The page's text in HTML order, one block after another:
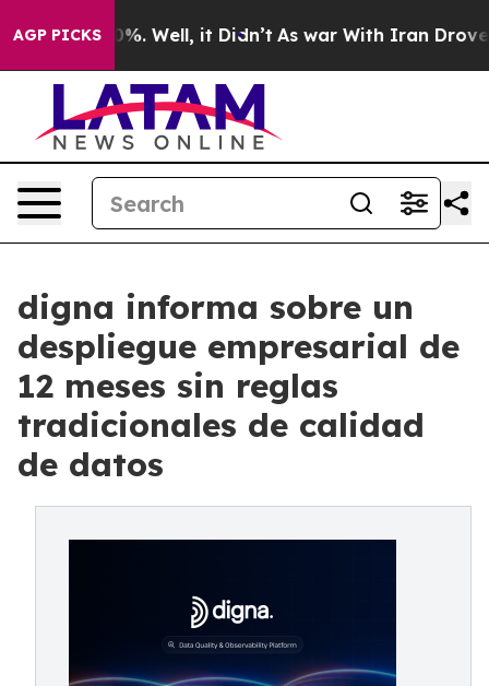
AGP PICKS
40%. Well, it Didn’t As war With Iran Drove oil
digna informa sobre un
despliegue empresarial de
12 meses sin reglas
tradicionales de calidad
de datos